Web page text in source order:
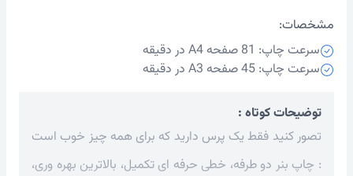
مشخصات:
سرعت چاپ: 81 صفحه A4 در دقیقه
سرعت چاپ: 45 صفحه A3 در دقیقه
توضیحات کوتاه :
تصور کنید فقط یک پرس دارید که برای همه چیز خوب است
: چاپ بنر دو طرفه، خطی حرفه ای تکمیل، بالاترین بهره وری،